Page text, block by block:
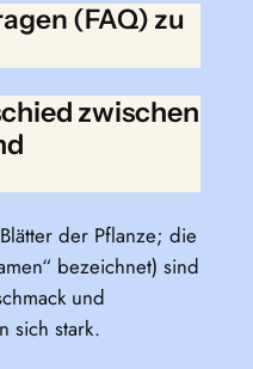
(FAQ) zu
zwischen
der Pflanze; die
bezeichnet) sind
und
sich stark.